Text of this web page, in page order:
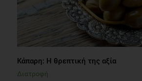
Κάπαρη: Η θρεπτική της αξία
Διατροφή